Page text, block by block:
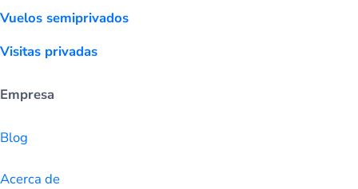
Vuelos semiprivados
Visitas privadas
Empresa
Blog
Acerca de